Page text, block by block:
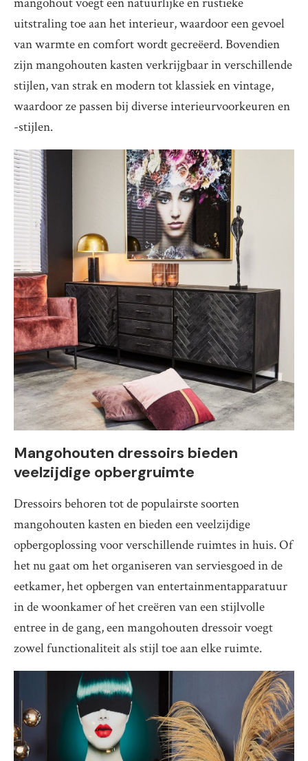
uitstraling toe aan het interieur, waardoor een gevoel
van warmte en comfort wordt gecreëerd. Bovendien
zijn mangohouten kasten verkrijgbaar in verschillende
stijlen, van strak en modern tot klassiek en vintage,
waardoor ze passen bij diverse interieurvoorkeuren en
-stijlen.
Mangohouten dressoirs bieden
veelzijdige opbergruimte
Dressoirs behoren tot de populairste soorten
mangohouten kasten en bieden een veelzijdige
opbergoplossing voor verschillende ruimtes in huis. Of
het nu gaat om het organiseren van serviesgoed in de
eetkamer, het opbergen van entertainmentapparatuur
in de woonkamer of het creëren van een stijlvolle
entree in de gang, een mangohouten dressoir voegt
zowel functionaliteit als stijl toe aan elke ruimte.